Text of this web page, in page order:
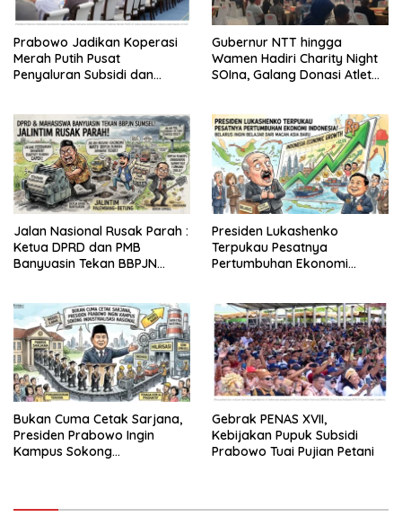
Prabowo Jadikan Koperasi
Merah Putih Pusat
Penyaluran Subsidi dan
Gubernur NTT hingga
Wamen Hadiri Charity Night
SOIna, Galang Donasi Atlet
Jalan Nasional Rusak Parah :
Ketua DPRD dan PMB
Banyuasin Tekan BBPJN
Presiden Lukashenko
Terpukau Pesatnya
Pertumbuhan Ekonomi
Bukan Cuma Cetak Sarjana,
Presiden Prabowo Ingin
Kampus Sokong
Gebrak PENAS XVII,
Kebijakan Pupuk Subsidi
Prabowo Tuai Pujian Petani